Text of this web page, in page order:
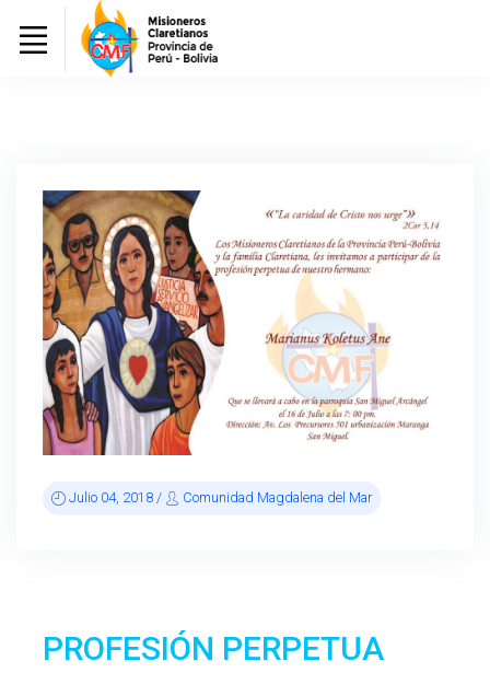
PROFESIÓN PERPETUA
Julio 04, 2018 / Comunidad Magdalena del Mar